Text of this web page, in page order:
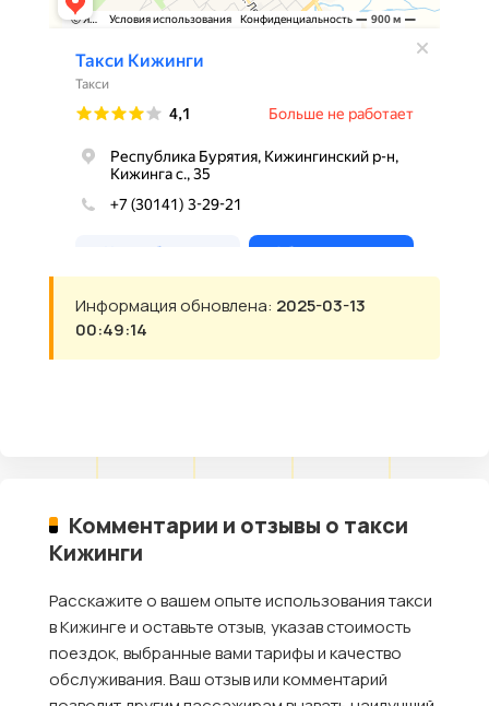
Информация обновлена: 2025-03-13
00:49:14
Комментарии и отзывы о такси
Кижинги
Расскажите о вашем опыте использования такси
в Кижинге и оставьте отзыв, указав стоимость
поездок, выбранные вами тарифы и качество
обслуживания. Ваш отзыв или комментарий